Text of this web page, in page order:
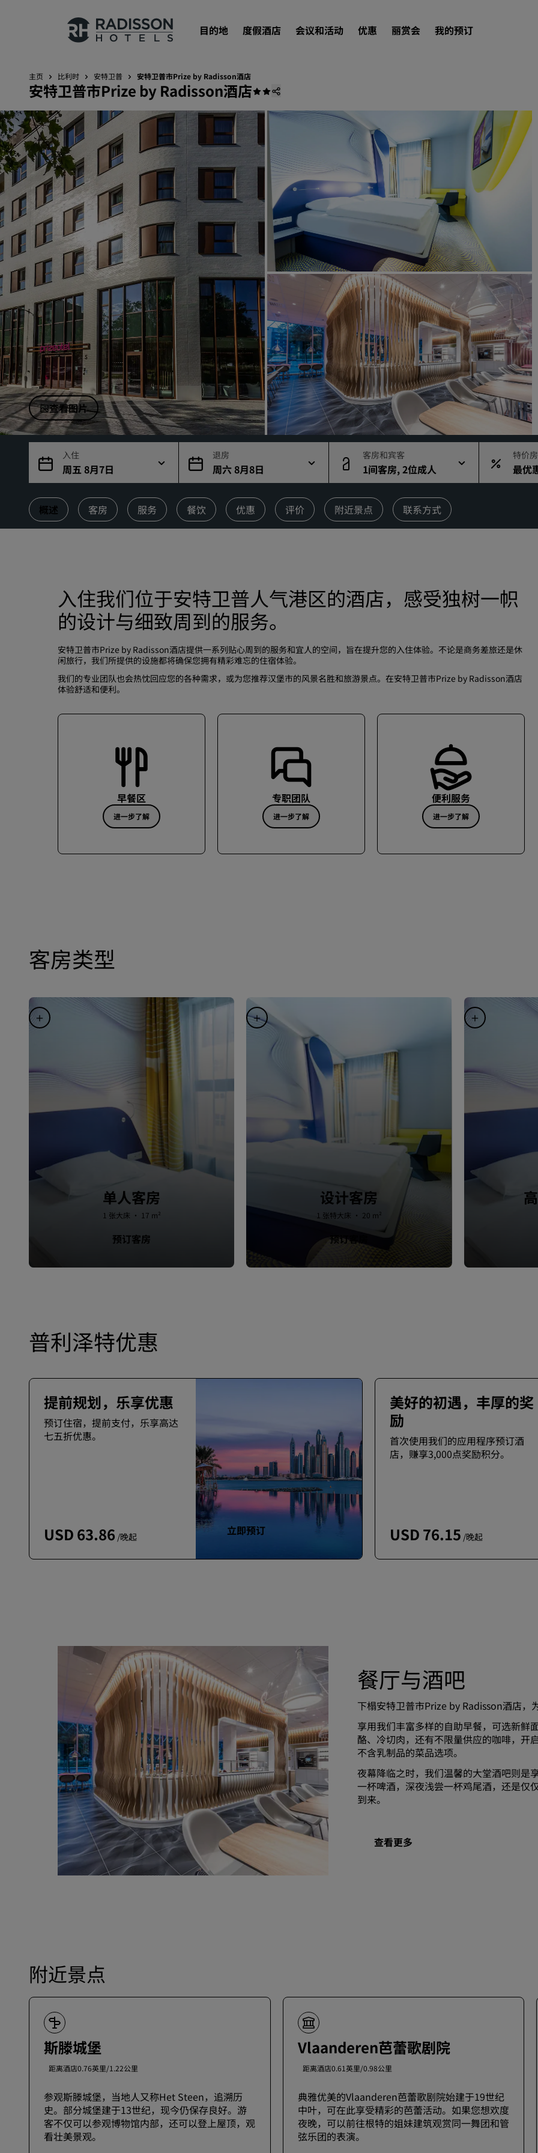
目的地 度假酒店 会议和活动 优惠 丽赏会 我的预订
我们的品牌
丽笙酒店集团品牌
中国附属品牌
度假酒店
服务式公寓
机场酒店
新开业和即将开业的酒店
会议和活动
探索丽笙会议
预订会议空间
请求报价
活动目的地
行业方案
搜索航班
搜索航班
餐饮
搜索餐厅
数字服务
丽笙酒店集团应用程序
主页 比利时 安特卫普 安特卫普市Prize by Radisson酒店
安特卫普市Prize by Radisson酒店
查看图片
入住
周五 8月7日
退房
周六 8月8日
客房和宾客
1间客房, 2位成人
特价
最优
概述 客房 服务 餐饮 优惠 评价 附近景点 联系方式
入住我们位于安特卫普人气港区的酒店，感受独树一帜
的设计与细致周到的服务。
安特卫普市Prize by Radisson酒店提供一系列贴心周到的服务和宜人的空间，旨在提升您的入住体验。不论是商务差旅还是休
闲旅行，我们所提供的设施都将确保您拥有精彩难忘的住宿体验。
我们的专业团队也会热忱回应您的各种需求，或为您推荐汉堡市的风景名胜和旅游景点。在安特卫普市Prize by Radisson酒店
体验舒适和便利。
早餐区
进一步了解
专职团队
进一步了解
便利服务
进一步了解
客房类型
单人客房
1 张大床 · 17 m²
预订客房
设计客房
1 张特大床 · 20 m²
预订客房
普利泽特优惠
提前规划，乐享优惠
预订住宿，提前支付，乐享高达
七五折优惠。
USD 63.86 /晚起 立即预订
美好的初遇，丰厚的奖
励
首次使用我们的应用程序预订酒
店，赚享3,000点奖励积分。
USD 76.15 /晚起
餐厅与酒吧
下榻安特卫普市Prize by Radisson酒店
享用我们丰富多样的自助早餐，可选新鲜
酪、冷切肉，还有不限量供应的咖啡，开
不含乳制品的菜品选项。
夜幕降临之时，我们温馨的大堂酒吧则是
一杯啤酒，深夜浅尝一杯鸡尾酒，还是仅
到来。
查看更多
附近景点
斯滕城堡
距离酒店0.76英里/1.22公里
参观斯滕城堡，当地人又称Het Steen，追溯历
史。部分城堡建于13世纪，现今仍保存良好。游
客不仅可以参观博物馆内部，还可以登上屋顶，观
看壮美景观。
Vlaanderen芭蕾歌剧院
距离酒店0.61英里/0.98公里
典雅优美的Vlaanderen芭蕾歌剧院始建于19世纪
中叶，可在此享受精彩的芭蕾活动。如果您想欢度
夜晚，可以前往根特的姐妹建筑观赏同一舞团和管
弦乐团的表演。